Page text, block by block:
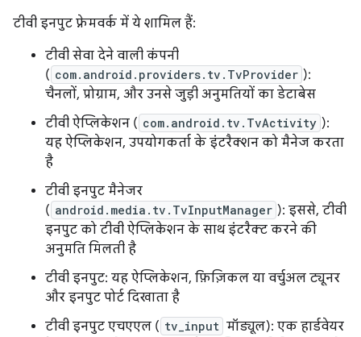
टीवी इनपुट फ़्रेमवर्क में ये शामिल हैं:
टीवी सेवा देने वाली कंपनी
( com.android.providers.tv.TvProvider ):
चैनलों, प्रोग्राम, और उनसे जुड़ी अनुमतियों का डेटाबेस
टीवी ऐप्लिकेशन ( com.android.tv.TvActivity ):
यह ऐप्लिकेशन, उपयोगकर्ता के इंटरैक्शन को मैनेज करता
है
टीवी इनपुट मैनेजर
( android.media.tv.TvInputManager ): इससे, टीवी
इनपुट को टीवी ऐप्लिकेशन के साथ इंटरैक्ट करने की
अनुमति मिलती है
टीवी इनपुट: यह ऐप्लिकेशन, फ़िज़िकल या वर्चुअल ट्यूनर
और इनपुट पोर्ट दिखाता है
टीवी इनपुट एचएएल ( tv_input मॉड्यूल): एक हार्डवेयर